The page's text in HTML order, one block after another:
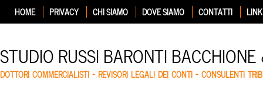
HOME PRIVACY CHI SIAMO DOVE SIAMO CONTATTI LINK
STUDIO RUSSI BARONTI
DOTTORI COMMERCIALISTI – REVISORI LEGALI DEI CONTI – CONSULENTI